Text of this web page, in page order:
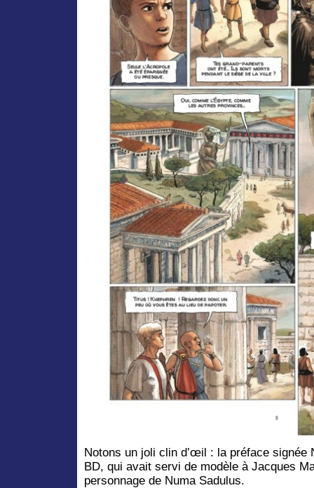
Notons un joli clin d’œil : la préface signée
BD, qui avait servi de modèle à Jacques
personnage de Numa Sadulus.